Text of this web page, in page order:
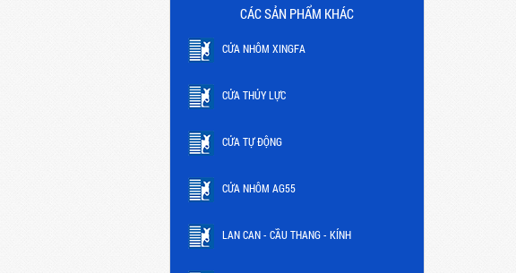
CÁC SẢN PHẨM KHÁC
CỬA NHÔM XINGFA
CỬA THỦY LỰC
CỬA TỰ ĐỘNG
CỬA NHÔM AG55
LAN CAN - CẦU THANG - KÍNH